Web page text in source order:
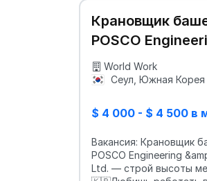
Крановщик
POSCO
Construction Co.,
World Work
Сеул, Южная Корея
$ 4 000 - $ 4 500 в
Вакансия: Крановщик
POSCO Engineering
Ltd. — строй высоты